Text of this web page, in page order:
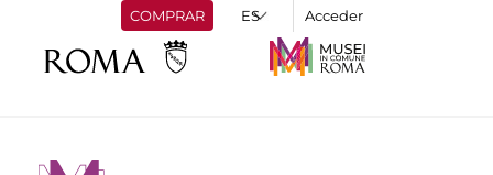
COMPRAR Acceder